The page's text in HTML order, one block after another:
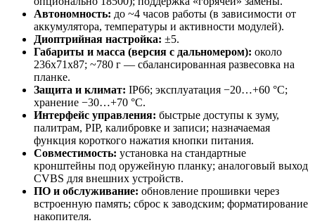
Автономность: до ~4 часов работы (в зависимости от
аккумулятора, температуры и активности модулей).
Диоптрийная настройка: ±5.
Габариты и масса (версия с дальномером): около
236x71x87; ~780 г — сбалансированная развесовка на
планке.
Защита и климат: IP66; эксплуатация −20…+60 °C;
хранение −30…+70 °C.
Интерфейс управления: быстрые доступы к зуму,
палитрам, PIP, калибровке и записи; назначаемая
функция короткого нажатия кнопки питания.
Совместимость: установка на стандартные
кронштейны под оружейную планку; аналоговый выход
CVBS для внешних устройств.
ПО и обслуживание: обновление прошивки через
встроенную память; сброс к заводским; форматирование
накопителя.